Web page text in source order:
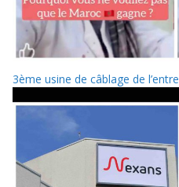
3ème usine de câblage de